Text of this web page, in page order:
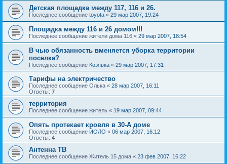
Детская площадка между 117, 116 и 26.
Последнее сообщение toyota « 29 мар 2007, 19:24
Площадка между 116 и 26 домом!!!
Последнее сообщение жители дома 116 « 29 мар 2007, 18:54
В чью обязанность вменяется уборка территории
поселка?
Последнее сообщение Козявка « 29 мар 2007, 17:31
Тарифы на электричество
Последнее сообщение Oлькa « 28 мар 2007, 16:11
Ответы: 7
территория
Последнее сообщение житель « 19 мар 2007, 09:44
Опять протекает кровля в 30-А доме
Последнее сообщение ЙОЛО « 06 мар 2007, 16:12
Ответы: 4
Антенна ТВ
Последнее сообщение Житель 15 дома « 23 фев 2007, 16:22